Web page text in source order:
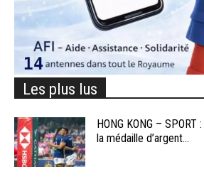
Les plus lus
HONG KONG –
la médaille d’argent...